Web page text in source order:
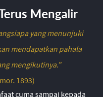
Mengalir
yang menunjuki
mendapatkan pahala
mengikutinya.”
1893)
cuma sampai kepada